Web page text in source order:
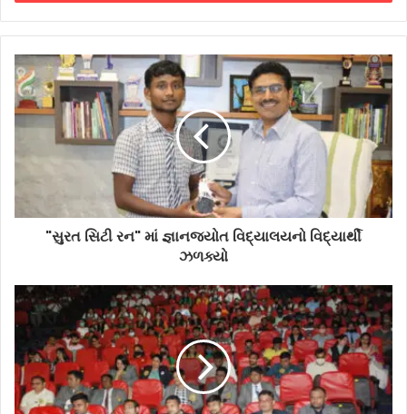
"સુરત સિટી રન" માં જ્ઞાનજ્યોત વિદ્યાલયનો વિદ્યાર્થી
ઝળક્યો